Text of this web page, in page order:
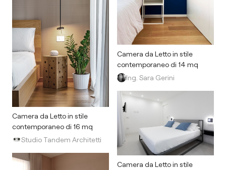
Camera da Letto in stile
contemporaneo di 16 mq
Studio Tandem Architetti
Camera da Letto in stile
contemporaneo di 14 mq
Ing. Sara Gerini
Camera da Letto in stile